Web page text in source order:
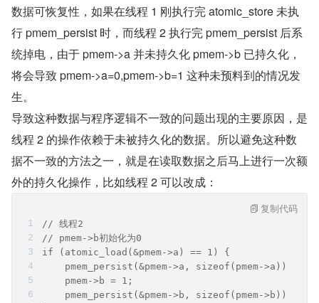
数据可恢复性，如果在线程 1 刚执行完 atomic_store 未执
行 pmem_persist 时，而线程 2 执行完 pmem_persist 后系
统掉电，由于 pmem->a 并未持久化 pmem->b 已持久化，
将会导致 pmem->a=0,pmem->b=1 这种未预料到的情况发
生。
导致这种数据与程序逻辑不一致的问题出现的主要原因，是
线程 2 的操作依赖于未被持久化的数据。所以避免这种数
据不一致的方法之一，就是在读取数据之后马上进行一次额
外的持久化操作，比如线程 2 可以改成：
// 线程2
// pmem->b初始化为0
if (atomic_load(&pmem->a) == 1) {
pmem_persist(&pmem->a, sizeof(pmem->a));    //
pmem->b = 1;                                //
pmem_persist(&pmem->b, sizeof(pmem->b));    //
复制代码